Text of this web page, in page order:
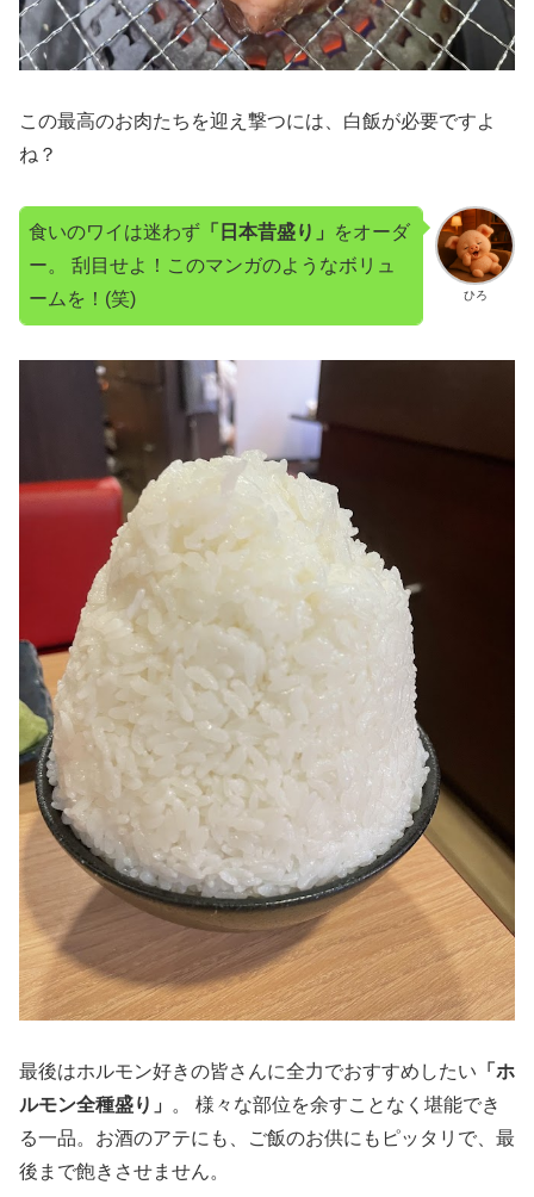
この最高のお肉たちを迎え撃つには、白飯が必要ですよ
ね？
ひろ
食いのワイは迷わず 「日本昔盛り」
をオーダ
ー。 刮目せよ！このマンガのようなボリュ
ームを！(笑)
最後はホルモン好きの皆さんに全力でおすすめしたい 「ホ
ルモン全種盛り」
。 様々な部位を余すことなく堪能でき
る一品。お酒のアテにも、ご飯のお供にもピッタリで、最
後まで飽きさせません。